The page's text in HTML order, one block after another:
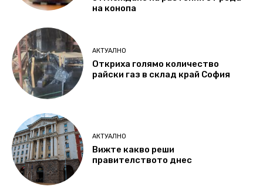
на конопа
АКТУАЛНО
Откриха голямо количество
райски газ в склад край София
АКТУАЛНО
Вижте какво реши
правителството днес